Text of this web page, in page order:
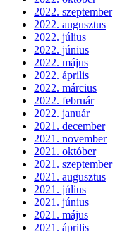
2022. szeptember
2022. augusztus
2022. július
2022. június
2022. május
2022. április
2022. március
2022. február
2022. január
2021. december
2021. november
2021. október
2021. szeptember
2021. augusztus
2021. július
2021. június
2021. május
2021. április